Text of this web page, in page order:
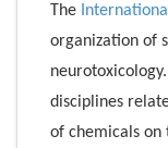
The
organization of
disciplines
of chemicals on